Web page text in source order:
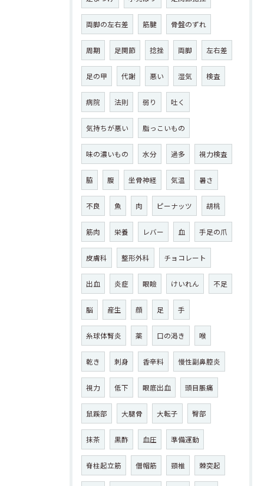
両脚の左右差 筋腱 骨盤のずれ
周期 足関節 捻挫 両脚 左右差
足の甲 代謝 悪い 湿気 検査
病院 法則 弱り 吐く
気持ちが悪い 脂っこいもの
味の濃いもの 水分 過多 視力検査
脇 腹 坐骨神経 気温 暑さ
不良 魚 肉 ピーナッツ 胡桃
筋肉 栄養 レバー 血 手足の爪
皮膚科 整形外科 チョコレート
出血 炎症 眼瞼 けいれん 不足
脳 産生 顔 足 手
糸球体腎炎 薬 口の渇き 喉
乾き 刺身 香辛料 慢性副鼻腔炎
視力 低下 眼底出血 頭目脹痛
鼠蹊部 大腿骨 大転子 臀部
抹茶 黒酢 血圧 準備運動
脊柱起立筋 僧帽筋 頸椎 棘突起